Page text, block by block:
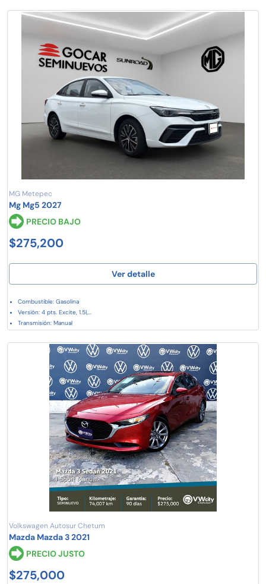
MG Metepec
Mg Mg5 2027
PRECIO BAJO
$275,200
Ver detalle
Combustible: Gasolina
Versión: 4 pts. Excite, 1.5l,...
Transmisión: Manual
Volkswagen Autosur Chetum
Mazda Mazda 3 2021
PRECIO JUSTO
$275,000